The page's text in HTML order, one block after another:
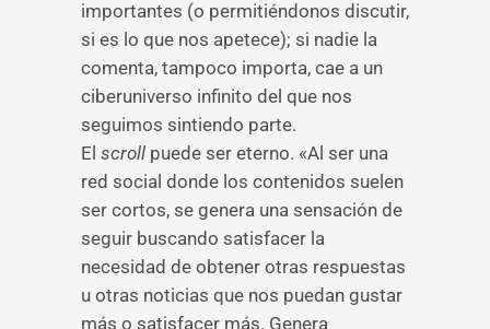
importantes (o permitiéndonos discutir,
si es lo que nos apetece); si nadie la
comenta, tampoco importa, cae a un
ciberuniverso infinito del que nos
seguimos sintiendo parte.
El scroll puede ser eterno. «Al ser una
red social donde los contenidos suelen
ser cortos, se genera una sensación de
seguir buscando satisfacer la
necesidad de obtener otras respuestas
u otras noticias que nos puedan gustar
más o satisfacer más. Genera